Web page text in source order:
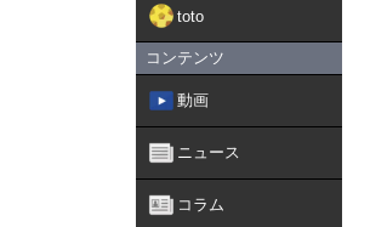
toto
コンテンツ
動画
ニュース
コラム